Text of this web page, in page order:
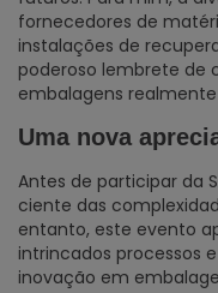
fornecedores de
instalações de
poderoso lembrete de
embalagens
Uma nova
Antes de participar da
ciente das
entanto, este evento
intrincados processos
inovação em